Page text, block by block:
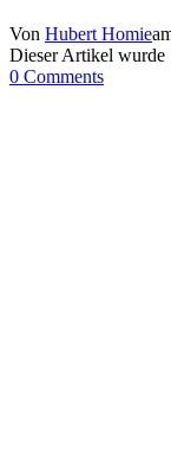
Von Hubert Homie
Dieser Artikel wurde
0 Comments